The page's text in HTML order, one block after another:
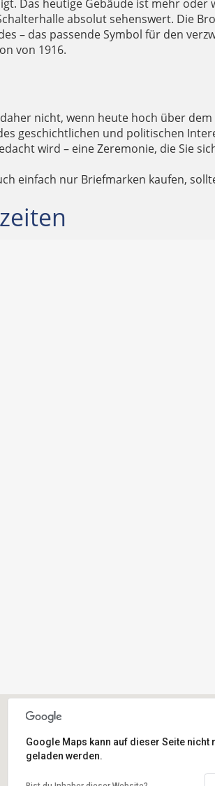
Das heutige Gebäude ist mehr
absolut sehenswert. Die
– das passende Symbol für den
von 1916.
nicht, wenn heute hoch über dem
geschichtlichen und politischen
wird – eine Zeremonie, die Sie
einfach nur Briefmarken kaufen,
Google Maps kann auf dieser Seite nicht
geladen werden.